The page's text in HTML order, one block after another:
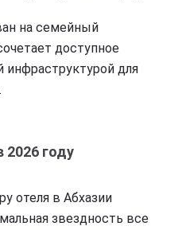
на семейный
доступное
инфраструктурой для
году
отеля в Абхазии
звездность все